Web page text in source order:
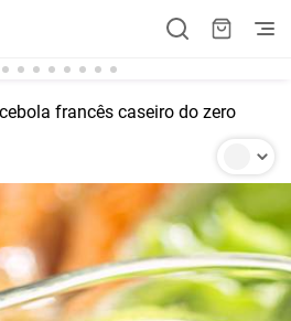
francês caseiro do zero